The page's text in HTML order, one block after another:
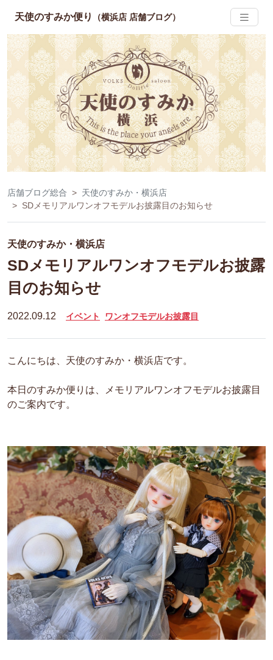
天使のすみか便り （横浜店 店舗ブログ）
店舗ブログ総合
天使のすみか・横浜店
SDメモリアルワンオフモデルお披露目のお知らせ
天使のすみか・横浜店
SDメモリアルワンオフモデルお披露
目のお知らせ
2022.09.12 イベント ワンオフモデルお披露目
こんにちは、天使のすみか・横浜店です。
本日のすみか便りは、メモリアルワンオフモデルお披露目
のご案内です。